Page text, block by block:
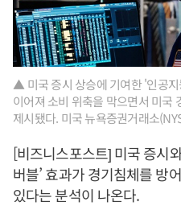
▲ 미국 증시 상승에 기여한 '인공
이어져 소비 위축을 막으면서 미국
제시됐다. 미국 뉴욕증권거래소
[비즈니스포스트] 미국 증시
버블’ 효과가 경기침체를 방
있다는 분석이 나온다.